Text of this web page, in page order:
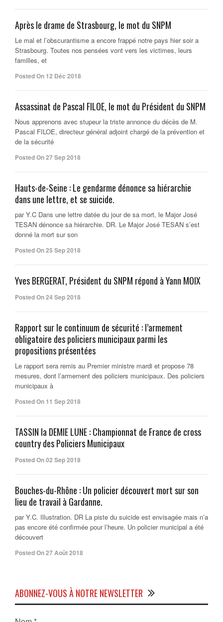
Après le drame de Strasbourg, le mot du SNPM
Le mal et l’obscurantisme a encore frappé notre pays hier soir a
Strasbourg. Toutes nos pensées vont vers les victimes, leurs
familles, et
Posted On 12 Déc 2018
Assassinat de Pascal FILOE, le mot du Président du SNPM
Nous apprenons avec stupeur la triste annonce du décès de M.
Pascal FILOE, directeur général adjoint chargé de la prévention et
de la sécurité
Posted On 27 Sep 2018
Hauts-de-Seine : Le gendarme dénonce sa hiérarchie
dans une lettre, et se suicide.
par Y.C Dans une lettre datée du jour de sa mort, le Major José
TESAN dénonce sa hiérarchie. DR. Le Major José TESAN s’est
donné la mort sur son
Posted On 25 Sep 2018
Yves BERGERAT, Président du SNPM répond à Yann MOIX
Posted On 24 Sep 2018
Rapport sur le continuum de sécurité : l’armement
obligatoire des policiers municipaux parmi les
propositions présentées
Le rapport sera remis au Premier ministre mardi et propose 78
mesures, dont l’armement des policiers municipaux. Des policiers
municipaux à
Posted On 11 Sep 2018
TASSIN la DEMIE LUNE : Championnat de France de cross
country des Policiers Municipaux
Posted On 02 Sep 2018
Bouches-du-Rhône : Un policier découvert mort sur son
lieu de travail à Gardanne.
par Y.C. Illustration. DR La piste du suicide est envisagée mais n’a
pas encore été confirmée pour l’heure. Un policier municipal a été
découvert
Posted On 27 Août 2018
ABONNEZ-VOUS À NOTRE NEWSLETTER